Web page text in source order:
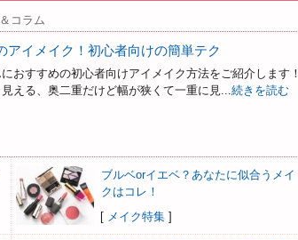
コラム
アイメイク！初心者向けの簡単テク
おすすめの初心者向けアイメイク方法をご紹介します！
える、奥二重だけど幅が狭くて一重に見...続きを読む
ブルベorイエベ？あなたに似合うメイ
クはコレ！
[ メイク特集]